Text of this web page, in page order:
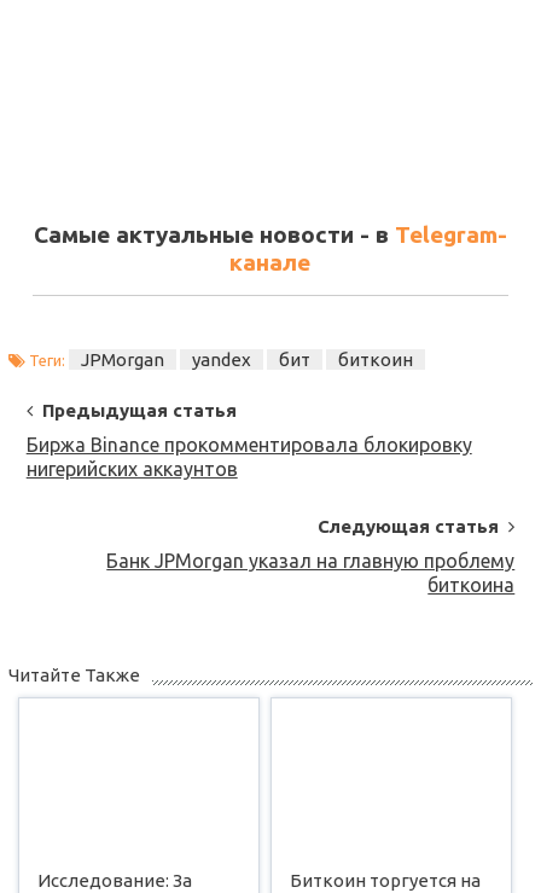
Самые актуальные новости - в Telegram-
канале
Теги: JPMorgan yandex бит биткоин
Post
Navigation
Предыдущая статья
Биржа Binance прокомментировала блокировку
нигерийских аккаунтов
Следующая статья
Банк JPMorgan указал на главную проблему
биткоина
Читайте Также
Исследование: За
Биткоин торгуется на